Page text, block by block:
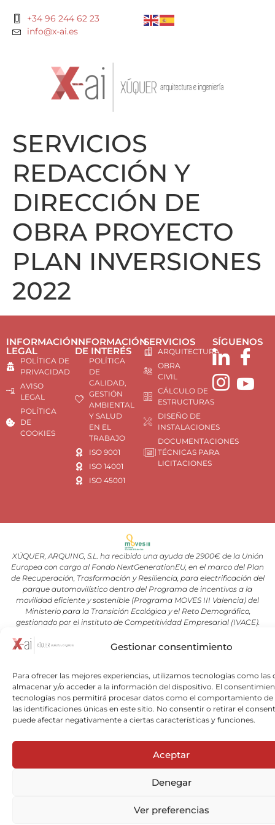
Gestionar consentimiento
Para ofrecer las mejores experiencias, utilizamos tecnologías como las
almacenar y/o acceder a la información del dispositivo. El
tecnologías nos permitirá procesar datos como el comportamiento de
las identificaciones únicas en este sitio. No consentir o retirar el
puede afectar negativamente a ciertas características y funciones.
Aceptar
Denegar
Ver preferencias
+34 96 244 62 23
info@x-ai.es
SERVICIOS
REDACCIÓN Y
DIRECCIÓN DE
OBRA PROYECTO
PLAN INVERSIONES
2022
INFORMACIÓN
LEGAL
POLÍTICA DE
PRIVACIDAD
AVISO
LEGAL
POLÍTICA
DE
COOKIES
INFORMACIÓN
DE INTERÉS
POLÍTICA
DE
CALIDAD,
GESTIÓN
AMBIENTAL
Y SALUD
EN EL
TRABAJO
ISO 9001
ISO 14001
ISO 45001
SERVICIOS
ARQUITECTURA
OBRA
CIVIL
CÁLCULO DE
ESTRUCTURAS
DISEÑO DE
INSTALACIONES
DOCUMENTACIONES
TÉCNICAS PARA
LICITACIONES
SÍGUENOS
XÚQUER, ARQUING, S.L. ha recibido una ayuda de 2900€ de la Unión
Europea con cargo al Fondo NextGenerationEU, en el marco del Plan
de Recuperación, Trasformación y Resiliencia, para electrificación del
parque automovilístico dentro del Programa de incentivos a la
movilidad eficiente y sostenible (Programa MOVES III Valencia) del
Ministerio para la Transición Ecológica y el Reto Demográfico,
gestionado por el instituto de Competitividad Empresarial (IVACE).
Copyright © 2026 Xuquer-Arqing |Todos los derechos reservados a